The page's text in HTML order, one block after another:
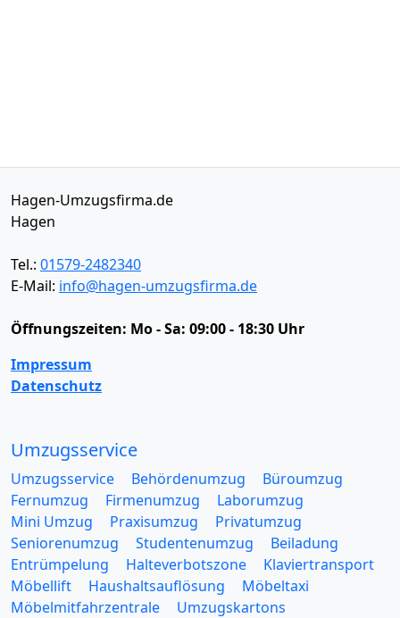
Hagen-Umzugsfirma.de
Hagen
Tel.: 01579-2482340
E-Mail: info@hagen-umzugsfirma.de
Öffnungszeiten: Mo - Sa: 09:00 - 18:30 Uhr
Impressum
Datenschutz
Umzugsservice
Umzugsservice Behördenumzug
Büroumzug
Fernumzug
Firmenumzug
Laborumzug
Mini Umzug
Praxisumzug
Privatumzug
Seniorenumzug
Studentenumzug
Beiladung
Entrümpelung
Halteverbotszone
Klaviertransport
Möbellift
Haushaltsauflösung
Möbeltaxi
Möbelmitfahrzentrale
Umzugskartons